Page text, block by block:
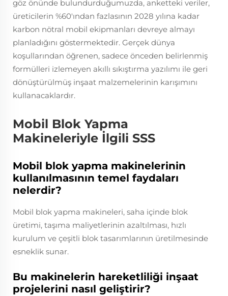
göz önünde bulundurduğumuzda, anketteki veriler,
üreticilerin %60'ından fazlasının 2028 yılına kadar
karbon nötral mobil ekipmanları devreye almayı
planladığını göstermektedir. Gerçek dünya
koşullarından öğrenen, sadece önceden belirlenmiş
formülleri izlemeyen akıllı sıkıştırma yazılımı ile geri
dönüştürülmüş inşaat malzemelerinin karışımını
kullanacaklardır.
Mobil Blok Yapma
Makineleriyle İlgili SSS
Mobil blok yapma makinelerinin
kullanılmasının temel faydaları
nelerdir?
Mobil blok yapma makineleri, saha içinde blok
üretimi, taşıma maliyetlerinin azaltılması, hızlı
kurulum ve çeşitli blok tasarımlarının üretilmesinde
esneklik sunar.
Bu makinelerin hareketliliği inşaat
projelerini nasıl geliştirir?